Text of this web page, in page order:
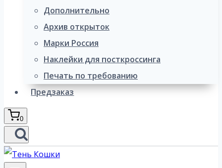
Дополнительно
Архив открыток
Марки Россия
Наклейки для посткроссинга
Печать по требованию
Предзаказ
0